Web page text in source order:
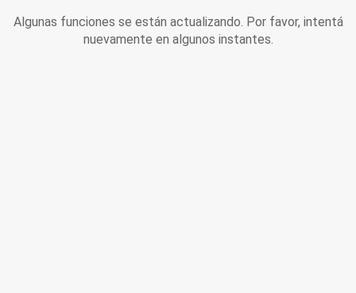
Algunas funciones se están actualizando. Por favor, intentá
nuevamente en algunos instantes.